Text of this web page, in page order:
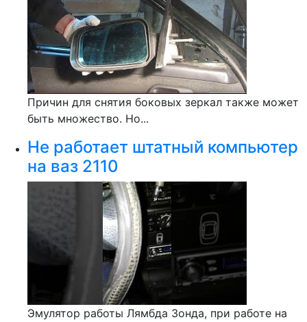
Причин для снятия боковых зеркал также может
быть множество. Но...
Не работает штатный компьютер
на ваз 2110
Эмулятор работы Лямбда Зонда, при работе на